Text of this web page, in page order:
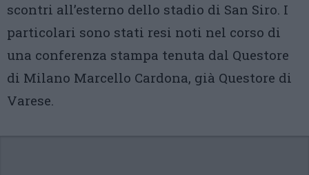
scontri all’esterno dello stadio di San Siro. I
particolari sono stati resi noti nel corso di
una conferenza stampa tenuta dal Questore
di Milano Marcello Cardona, già Questore di
Varese.